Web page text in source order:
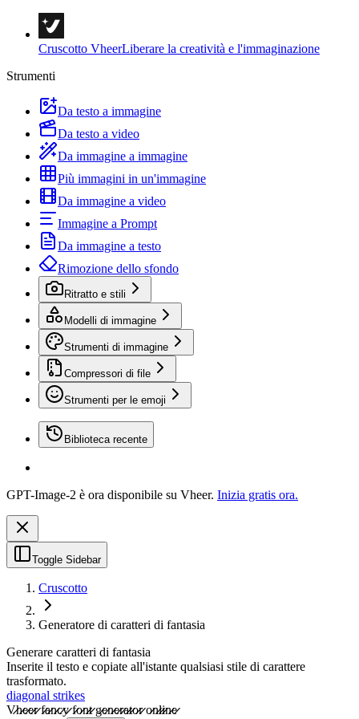
Cruscotto VheerLiberare la creatività e l'immaginazione
Strumenti
Da testo a immagine
Da testo a video
Da immagine a immagine
Più immagini in un'immagine
Da immagine a video
Immagine a Prompt
Da immagine a testo
Rimozione dello sfondo
Ritratto e stili
Modelli di immagine
Strumenti di immagine
Compressori di file
Strumenti per le emoji
Biblioteca recente
GPT-Image-2 è ora disponibile su Vheer. Inizia gratis ora.
Toggle Sidebar
Cruscotto
Generatore di caratteri di fantasia
Generare caratteri di fantasia
Inserite il testo e copiate all'istante qualsiasi stile di carattere
trasformato.
diagonal strikes
V̷̷h̷̷e̷̷e̷̷r̷̷ f̷̷a̷̷n̷̷c̷̷y̷̷ f̷̷o̷̷n̷̷t̷̷ g̷̷e̷̷n̷̷e̷̷r̷̷a̷̷t̷̷o̷̷r̷̷ o̷̷n̷̷l̷̷i̷̷n̷̷e̷̷